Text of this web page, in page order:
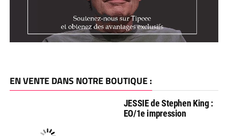
EN VENTE DANS NOTRE BOUTIQUE :
JESSIE de Stephen King :
EO/1e impression